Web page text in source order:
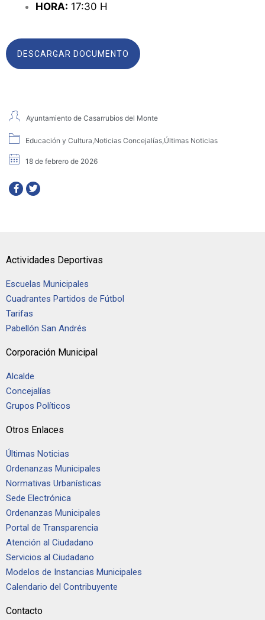
HORA: 17:30 H
DESCARGAR DOCUMENTO
Ayuntamiento de Casarrubios del Monte
Educación y Cultura,Noticias Concejalías,Últimas Noticias
18 de febrero de 2026
Actividades Deportivas
Escuelas Municipales
Cuadrantes Partidos de Fútbol
Tarifas
Pabellón San Andrés
Corporación Municipal
Alcalde
Concejalías
Grupos Políticos
Otros Enlaces
Últimas Noticias
Ordenanzas Municipales
Normativas Urbanísticas
Sede Electrónica
Ordenanzas Municipales
Portal de Transparencia
Atención al Ciudadano
Servicios al Ciudadano
Modelos de Instancias Municipales
Calendario del Contribuyente
Contacto